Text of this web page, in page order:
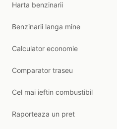
Harta benzinarii
Benzinarii langa mine
Calculator economie
Comparator traseu
Cel mai ieftin combustibil
Raporteaza un pret